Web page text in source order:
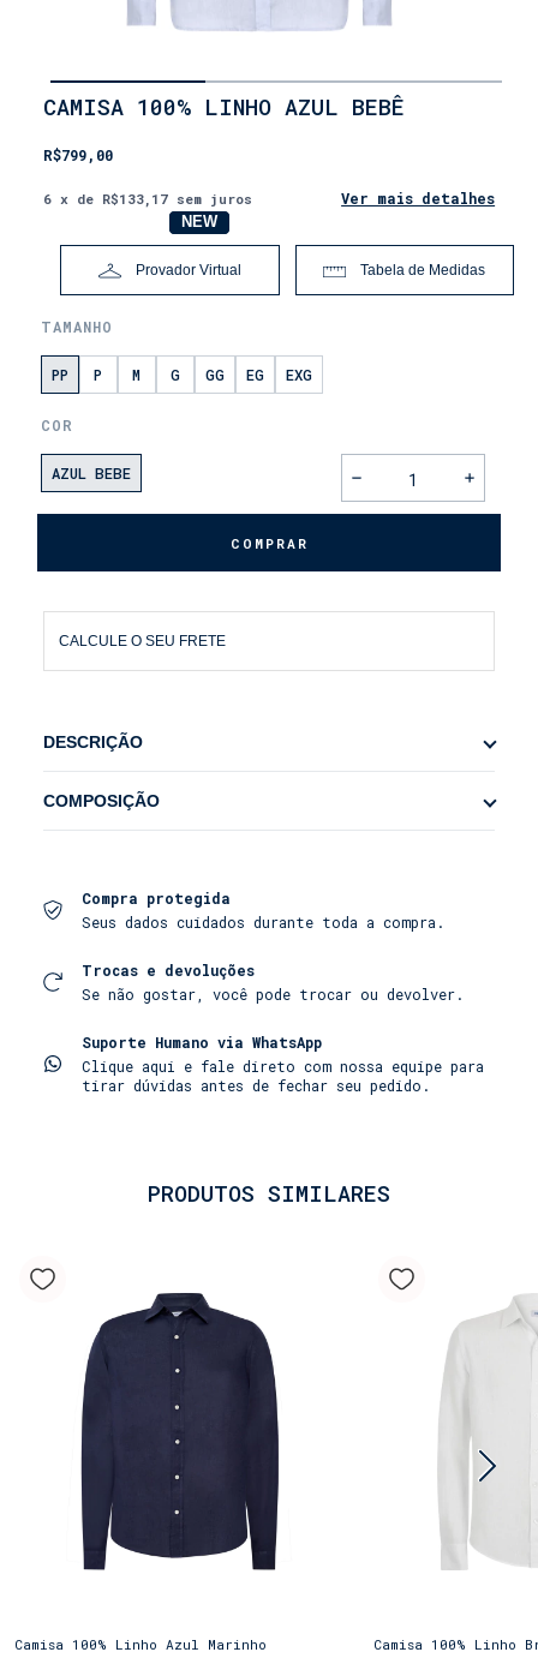
INÍCIO
•
•
DOS
CAMISA 100% LINHO AZUL BEBÊ
R$799,00
6 x de R$133,17 sem juros Ver mais detalhes
Provador Virtual
NOVO
NEW
Tabela de Medidas
TAMANHO
PP P M G GG EG EXG
COR
AZUL BEBE
CALCULE O SEU FRETE
DESCRIÇÃO
nossa Camisa 100% Linho foi criada para ser a sua
peça mais versátil, perfeita para as manhãs à
da moda resort europeia, combinando a elegância
do corte com a leveza do tecido."
Feita para a vida sob o sol:
amaciado: Confeccionada em 100% linho puro, uma
fibra nobre naturalmente leve e respirável,
garantindo frescor mesmo nos dias mais quentes. O
elegância despretensiosa.
se adapta ao corpo e acompanha o movimento, sem
restringir. O colarinho clássico e os botões
completam o visual sofisticado.
• Produto permanente: Como um clássico em
nossa coleção, a Camisa 100% Linho é uma peça
atemporal, feita para durar. Disponível em uma
ampla cartela de cores, é o item essencial que
falta na sua mala de viagem.
Combine-a com os nossos shorts de banho (lisos e
estampados) para um look descontraído ou com uma
calça de linho para uma ocasião mais formal. A
favorita e adicione a sofisticação da *Shorts Co*
COMPOSIÇÃO
Compra protegida
Seus dados cuidados durante toda a compra.
Trocas e devoluções
Se não gostar, você pode trocar ou devolver.
Suporte Humano via WhatsApp
Clique aqui e fale direto com nossa equipe para
tirar dúvidas antes de fechar seu pedido.
PRODUTOS SIMILARES
Camisa 100% Linho Azul Marinho Camisa 100% Linho